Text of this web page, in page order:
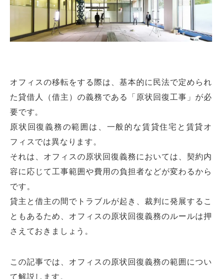
オフィスの移転をする際は、基本的に民法で定められ
た貸借人（借主）の義務である「原状回復工事」が必
要です。
原状回復義務の範囲は、一般的な賃貸住宅と賃貸オ
フィスでは異なります。
それは、オフィスの原状回復義務においては、契約内
容に応じて工事範囲や費用の負担者などが変わるから
です。
貸主と借主の間でトラブルが起き、裁判に発展するこ
ともあるため、オフィスの原状回復義務のルールは押
さえておきましょう。
この記事では、オフィスの原状回復義務の範囲につい
て解説します。